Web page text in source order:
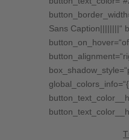
Sans Caption||||||||“